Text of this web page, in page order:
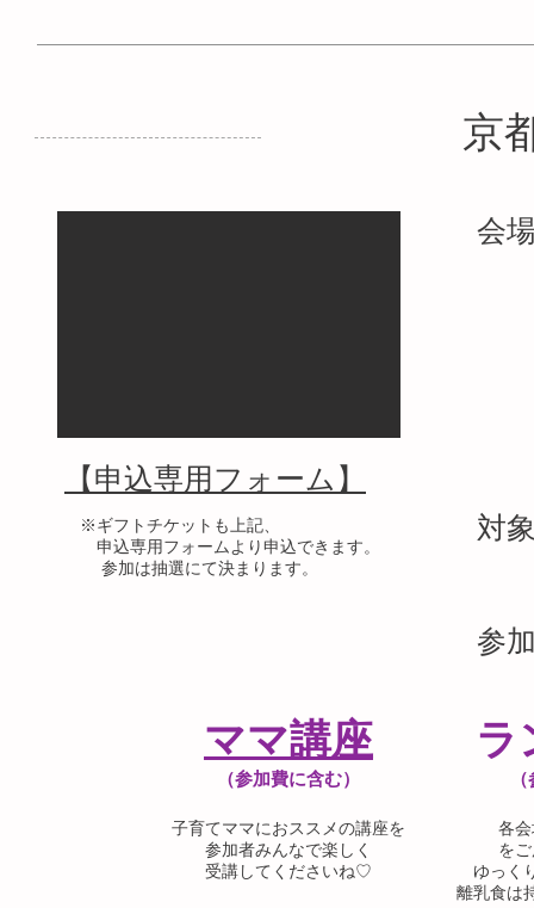
京
【申込専用フォーム】
※ギフトチケットも上記、
​ 申込専用フォームより申込できます。
​ 参加は抽選にて決まります。
会
対
参
ママ講座
​（参加費に含む）
子育てママにおススメの講座を
​参加者みんなで楽しく
受講してくださいね♡
ラ
各
を
ゆっく
離乳食は